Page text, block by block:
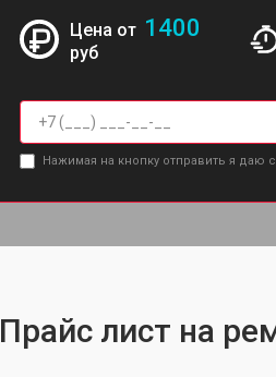
Цена от 1400
руб
Нажимая на кнопку отправить я даю
Прайс лист на